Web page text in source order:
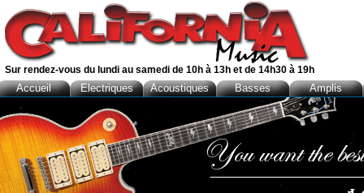
Sur rendez-vous du lundi au samedi de 10h à 13h et de 14h30 à 19h
Accueil Electriques Acoustiques Basses Amplis